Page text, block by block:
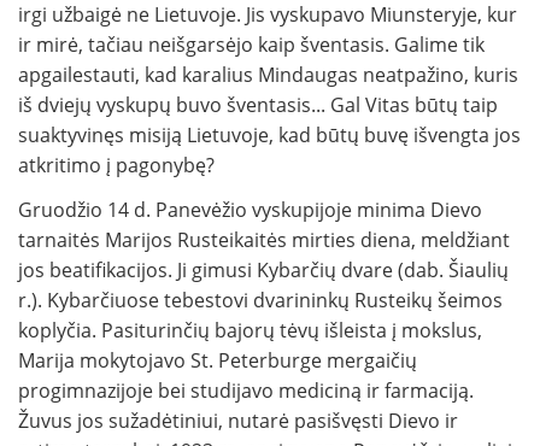
irgi užbaigė ne Lietuvoje. Jis vyskupavo Miunsteryje, kur
ir mirė, tačiau neišgarsėjo kaip šventasis. Galime tik
apgailestauti, kad karalius Mindaugas neatpažino, kuris
iš dviejų vyskupų buvo šventasis... Gal Vitas būtų taip
suaktyvinęs misiją Lietuvoje, kad būtų buvę išvengta jos
atkritimo į pagonybę?
Gruodžio 14 d. Panevėžio vyskupijoje minima Dievo
tarnaitės Marijos Rusteikaitės mirties diena, meldžiant
jos beatifikacijos. Ji gimusi Kybarčių dvare (dab. Šiaulių
r.). Kybarčiuose tebestovi dvarininkų Rusteikų šeimos
koplyčia. Pasiturinčių bajorų tėvų išleista į mokslus,
Marija mokytojavo St. Peterburge mergaičių
progimnazijoje bei studijavo mediciną ir farmaciją.
Žuvus jos sužadėtiniui, nutarė pasišvęsti Dievo ir